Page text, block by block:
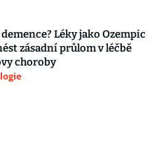
Léky jako Ozempic
zásadní průlom v léčbě
choroby